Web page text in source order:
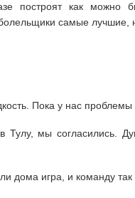
построят как можно
самые лучшие,
Пока у нас
Тулу, мы согласились.
дома игра, и команду так